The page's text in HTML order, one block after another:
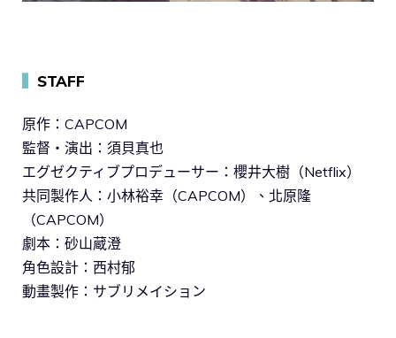
STAFF
原作：CAPCOM
監督・演出：須貝真也
エグゼクティブプロデューサー：櫻井大樹（Netflix）
共同製作人：小林裕幸（CAPCOM）、北原隆
（CAPCOM）
劇本：砂山蔵澄
角色設計：西村郁
動畫製作：サブリメイション